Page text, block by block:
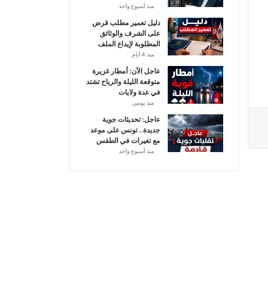
و
ر
ي
أ
ب
ا
ل
إ
ف
ق
ي
ا
منذ أسبوع واحد
دليل تعمير مطلب قرض
على الشرف والوثائق
المطلوبة لإيداع الملف
منذ 4 أيام
عاجل الآن: أمطار غزيرة
متوقعة الليلة والرياح تشتد
في عدة ولايات
منذ يومين
عاجل: تحديثات جوية
جديدة.. تونس على موعد
مع تغيرات في الطقس
منذ أسبوع واحد